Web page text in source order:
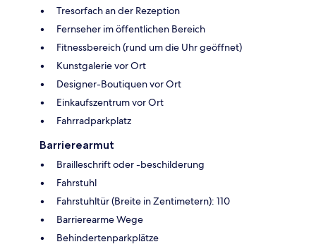
Tresorfach an der Rezeption
Fernseher im öffentlichen Bereich
Fitnessbereich (rund um die Uhr geöffnet)
Kunstgalerie vor Ort
Designer-Boutiquen vor Ort
Einkaufszentrum vor Ort
Fahrradparkplatz
Barrierearmut
Brailleschrift oder -beschilderung
Fahrstuhl
Fahrstuhltür (Breite in Zentimetern): 110
Barrierearme Wege
Behindertenparkplätze